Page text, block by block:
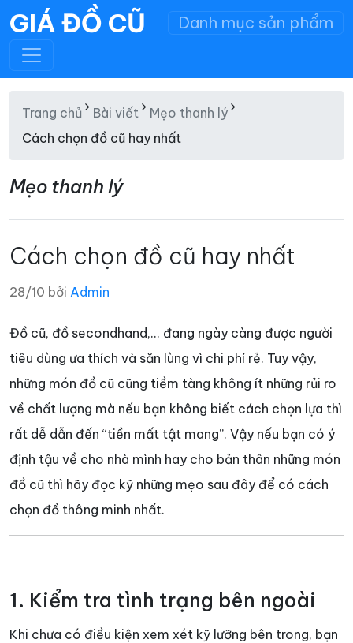
GIÁ ĐỒ CŨ Danh mục sản phẩm
Trang chủ Bài viết
Mẹo thanh lý
Cách chọn đồ cũ hay nhất
Mẹo thanh lý
Cách chọn đồ cũ hay nhất
28/10 bởi Admin
Đồ cũ, đồ secondhand,... đang ngày càng được người
tiêu dùng ưa thích và săn lùng vì chi phí rẻ. Tuy vậy,
những món đồ cũ cũng tiềm tàng không ít những rủi ro
về chất lượng mà nếu bạn không biết cách chọn lựa thì
rất dễ dẫn đến “tiền mất tật mang”. Vậy nếu bạn có ý
định tậu về cho nhà mình hay cho bản thân những món
đồ cũ thì hãy đọc kỹ những mẹo sau đây để có cách
chọn đồ thông minh nhất.
1. Kiểm tra tình trạng bên ngoài
Khi chưa có điều kiện xem xét kỹ lưỡng bên trong, bạn